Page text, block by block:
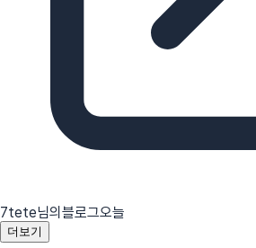
7tete님의블로그오늘
더보기